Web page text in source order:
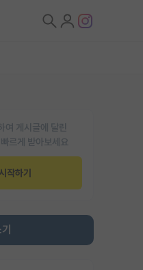
여 게시글에 달린
르게 받아보세요
작하기